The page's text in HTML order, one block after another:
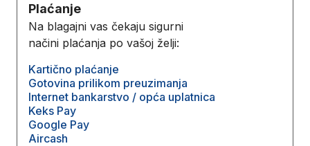
Plaćanje
Na blagajni vas čekaju sigurni
načini plaćanja po vašoj želji:
Kartično plaćanje
Gotovina prilikom preuzimanja
Internet bankarstvo / opća uplatnica
Keks Pay
Google Pay
Aircash